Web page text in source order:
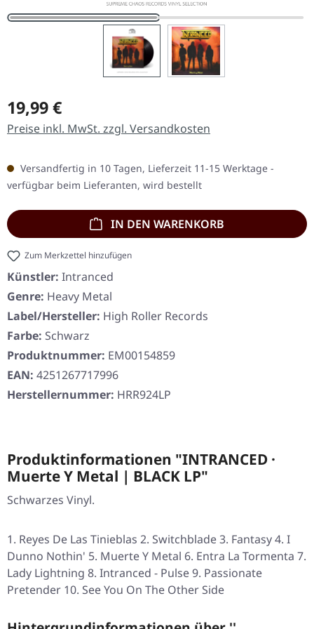
Regulärer Preis:
19,99 €
Preise inkl. MwSt. zzgl. Versandkosten
Versandfertig in 10 Tagen, Lieferzeit 11-15 Werktage -
verfügbar beim Lieferanten, wird bestellt
IN DEN WARENKORB
Zum Merkzettel hinzufügen
Künstler: Intranced
Genre: Heavy Metal
Label/Hersteller: High Roller Records
Farbe: Schwarz
Produktnummer: EM00154859
EAN: 4251267717996
Herstellernummer: HRR924LP
Produktinformationen "INTRANCED ·
Muerte Y Metal | BLACK LP"
Schwarzes Vinyl.
Reyes De Las Tinieblas 2. Switchblade 3. Fantasy 4. I
Dunno Nothin' 5. Muerte Y Metal 6. Entra La Tormenta 7.
Lady Lightning 8. Intranced - Pulse 9. Passionate
Pretender 10. See You On The Other Side